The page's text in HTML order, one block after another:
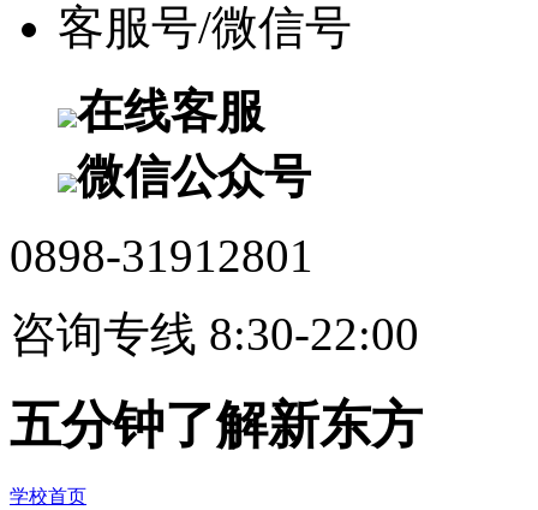
客服号/微信号
在线客服
微信公众号
0898-31912801
咨询专线 8:30-22:00
五分钟了解新东方
学校首页